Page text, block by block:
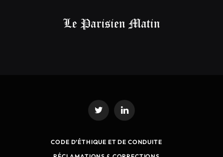
Twitter LinkedIn
CODE D’ÉTHIQUE ET DE CONDUITE